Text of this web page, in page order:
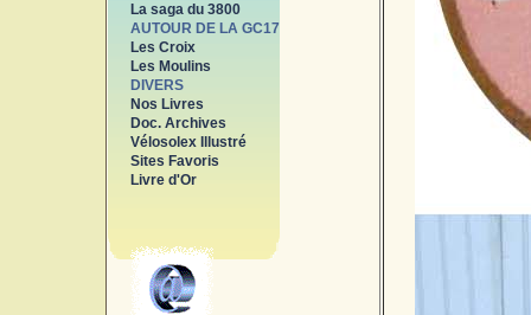
La saga du 3800
AUTOUR DE LA GC17
Les Croix
Les Moulins
DIVERS
Nos Livres
Doc. Archives
Vélosolex Illustré
Sites Favoris
Livre d'Or